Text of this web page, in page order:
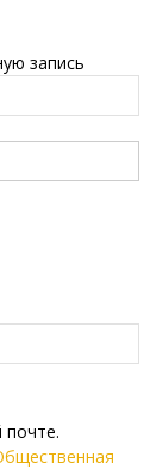
запись
почте.